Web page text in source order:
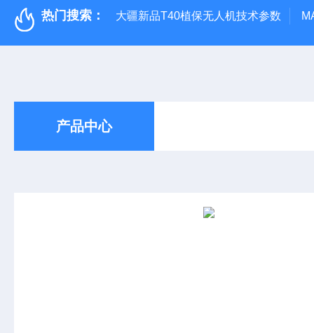
热门搜索： 大疆新品T40植保无人机技术参数
产品中心